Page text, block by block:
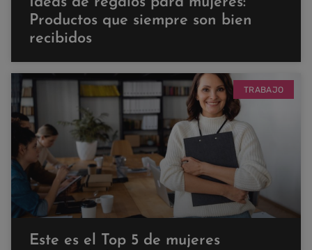
Productos que siempre son bien
recibidos
TRABAJO
Este es el Top 5 de mujeres